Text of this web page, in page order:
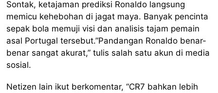
Sontak, ketajaman prediksi Ronaldo langsung
memicu kehebohan di jagat maya. Banyak pencinta
sepak bola memuji visi dan analisis tajam pemain
asal Portugal tersebut.”Pandangan Ronaldo benar-
benar sangat akurat,” tulis salah satu akun di media
sosial.
Netizen lain ikut berkomentar, “CR7 bahkan lebih